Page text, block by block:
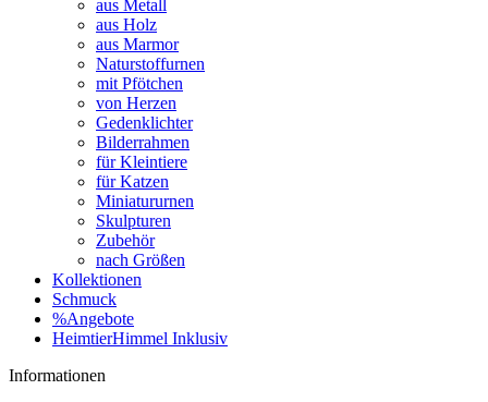
aus Metall
aus Holz
aus Marmor
Naturstoffurnen
mit Pfötchen
von Herzen
Gedenklichter
Bilderrahmen
für Kleintiere
für Katzen
Miniatururnen
Skulpturen
Zubehör
nach Größen
Kollektionen
Schmuck
%Angebote
HeimtierHimmel Inklusiv
Informationen